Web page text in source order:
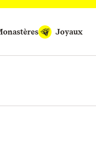
Joyaux